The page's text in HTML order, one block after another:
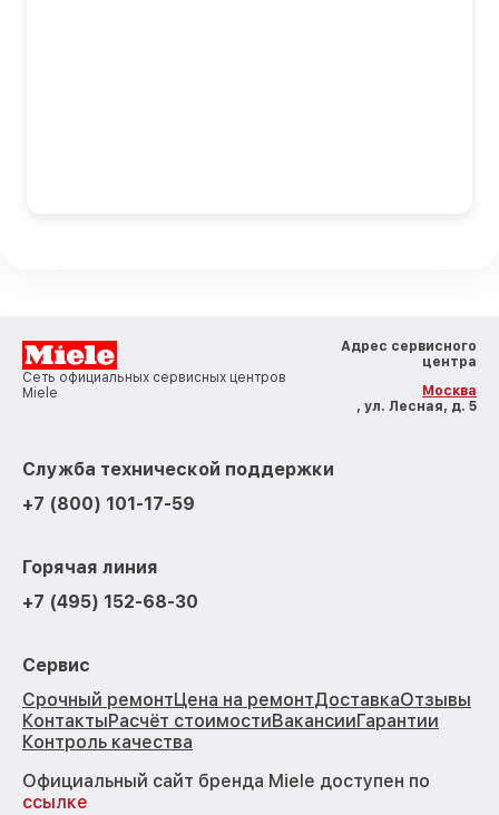
Сеть официальных сервисных центров
Miele
Адрес сервисного
центра
Москва
, ул. Лесная, д. 5
Служба технической поддержки
+7 (800) 101-17-59
Горячая линия
+7 (495) 152-68-30
Сервис
Срочный ремонтЦена на ремонтДоставкаОтзывы
КонтактыРасчёт стоимостиВакансииГарантии
Контроль качества
Официальный сайт бренда Miele доступен по
ссылке